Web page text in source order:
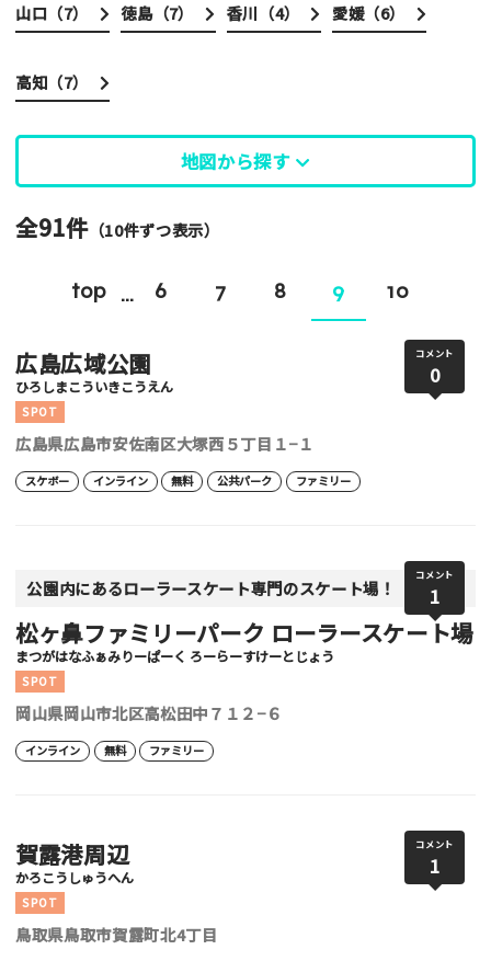
山口（7） 徳島（7） 香川（4） 愛媛（6）
高知（7）
地図から探す
全91件（10件ずつ表示）
top ... 6 7 8 9 10
コメント
0
広島広域公園
ひろしまこういきこうえん
SPOT
広島県広島市安佐南区大塚西５丁目１−１
スケボー インライン 無料 公共パーク ファミリー
コメント
1
公園内にあるローラースケート専門のスケート場！
松ヶ鼻ファミリーパーク ローラースケート場
まつがはなふぁみりーぱーく ろーらーすけーとじょう
SPOT
岡山県岡山市北区高松田中７１２−６
インライン 無料 ファミリー
コメント
1
賀露港周辺
かろこうしゅうへん
SPOT
鳥取県鳥取市賀露町北4丁目